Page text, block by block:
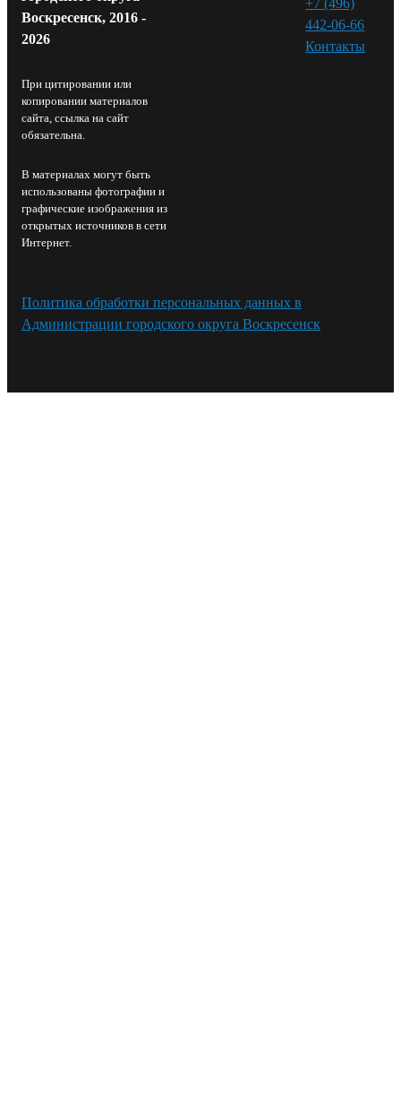
Воскресенск, 2016 -
2026
При цитировании или
копировании материалов
сайта, ссылка на сайт
обязательна.
В материалах могут быть
использованы фотографии и
графические изображения из
открытых источников в сети
Интернет.
442-06-66
Контакты⁠
Политика обработки персональных данных в
Администрации городского округа Воскресенск